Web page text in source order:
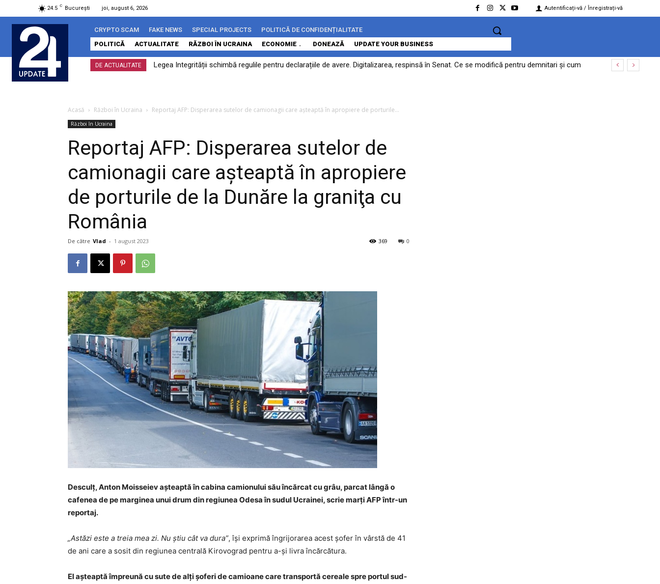
24.5 C București joi, august 6, 2026 Autentificați-vă / Înregistrați-vă
CRYPTO SCAM FAKE NEWS SPECIAL PROJECTS
POLITICĂ DE CONFIDENȚIALITATE
POLITICĂ
ACTUALITATE RĂZBOI ÎN UCRAINA ECONOMIE DONEAZĂ UPDATE YOUR BUSINESS
DE ACTUALITATE
Legea Integrității schimbă regulile pentru declarațiile de avere. Digitalizarea, respinsă în Senat. Ce se modifică pentru demnitari și cum
Acasă Război în Ucraina Reportaj AFP: Disperarea sutelor de camionagii care așteaptă în apropiere de porturile...
Război în Ucraina
Reportaj AFP: Disperarea sutelor de
camionagii care așteaptă în apropiere
de porturile de la Dunăre la graniţa cu
România
De către Vlad - 1 august 2023 0
369
Desculţ, Anton Moisseiev aşteaptă în cabina camionului său încărcat cu grâu, parcat lângă o
cafenea de pe marginea unui drum din regiunea Odesa în sudul Ucrainei, scrie marţi AFP într-un
reportaj.
„Astăzi este a treia mea zi. Nu ştiu cât va dura”, îşi exprimă îngrijorarea acest şofer în vârstă de 41
de ani care a sosit din regiunea centrală Kirovograd pentru a-şi livra încărcătura.
El aşteaptă împreună cu sute de alţi şoferi de camioane care transportă cereale spre portul sud-